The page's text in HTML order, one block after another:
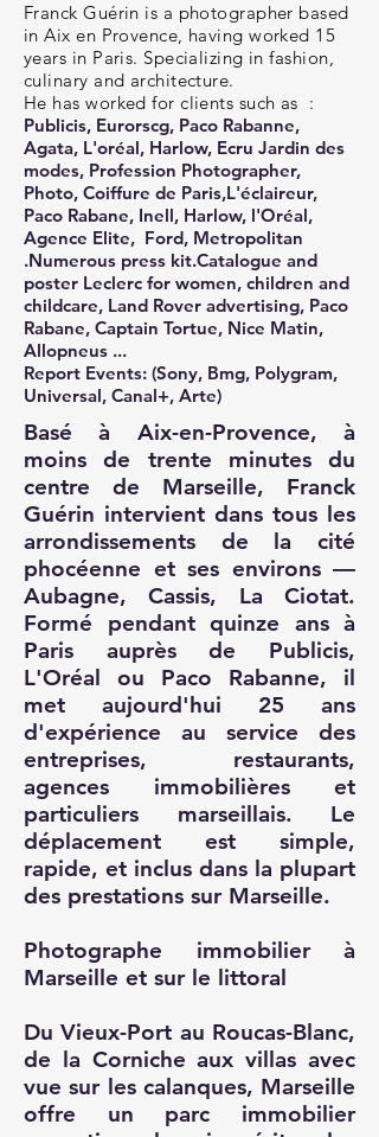
Franck Guérin is a photographer based
in Aix en Provence, having worked 15
years in Paris. Specializing in fashion,
culinary and architecture.
He has worked for clients such as :
Publicis, Eurorscg, Paco Rabanne,
Agata, L'oréal, Harlow, Ecru Jardin des
modes, Profession Photographer,
Photo, Coiffure de Paris,L'éclaireur,
Paco Rabane, Inell, Harlow, l'Oréal,
Agence Elite, Ford, Metropolitan
.Numerous press kit.Catalogue and
poster Leclerc for women, children and
childcare, Land Rover advertising, Paco
Rabane, Captain Tortue, Nice Matin,
Allopneus ...
Report Events: (Sony, Bmg, Polygram,
Universal, Canal+, Arte)
Basé à Aix-en-Provence, à
moins de trente minutes du
centre de Marseille, Franck
Guérin intervient dans tous les
arrondissements de la cité
phocéenne et ses environs —
Aubagne, Cassis, La Ciotat.
Formé pendant quinze ans à
Paris auprès de Publicis,
L'Oréal ou Paco Rabanne, il
met aujourd'hui 25 ans
d'expérience au service des
entreprises, restaurants,
agences immobilières et
particuliers marseillais. Le
déplacement est simple,
rapide, et inclus dans la plupart
des prestations sur Marseille.
Photographe immobilier à
Marseille et sur le littoral
Du Vieux-Port au Roucas-Blanc,
de la Corniche aux villas avec
vue sur les calanques, Marseille
offre un parc immobilier